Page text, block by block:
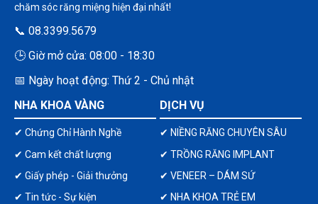
chăm sóc răng miệng hiện đại nhất!
📞 08.3399.5679
🕒 Giờ mở cửa: 08:00 - 18:30
📅 Ngày hoạt động: Thứ 2 - Chủ nhật
NHA KHOA VÀNG
✔ Chứng Chỉ Hành Nghề
✔ Cam kết chất lượng
✔ Giấy phép - Giải thưởng
✔ Tin tức - Sự kiện
DỊCH VỤ
✔ NIỀNG RĂNG CHUYÊN SÂU
✔ TRỒNG RĂNG IMPLANT
✔ VENEER – DÁM SỨ
✔ NHA KHOA TRẺ EM